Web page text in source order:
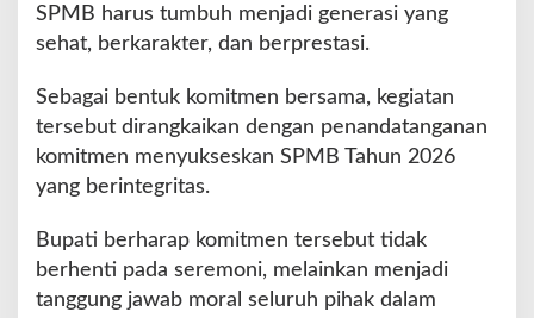
SPMB harus tumbuh menjadi generasi yang
sehat, berkarakter, dan berprestasi.
Sebagai bentuk komitmen bersama, kegiatan
tersebut dirangkaikan dengan penandatanganan
komitmen menyukseskan SPMB Tahun 2026
yang berintegritas.
Bupati berharap komitmen tersebut tidak
berhenti pada seremoni, melainkan menjadi
tanggung jawab moral seluruh pihak dalam